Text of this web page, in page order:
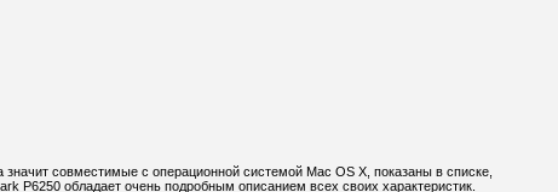
совместимые с операционной системой Mac OS X, показаны в списке,
P6250 обладает очень подробным описанием всех своих характеристик.